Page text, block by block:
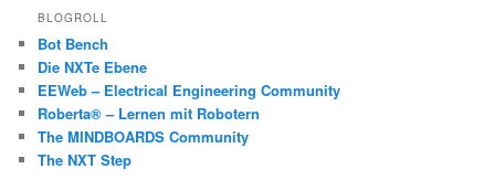
BLOGROLL
Bot Bench
Die NXTe Ebene
EEWeb – Electrical Engineering Community
Roberta® – Lernen mit Robotern
The MINDBOARDS Community
The NXT Step